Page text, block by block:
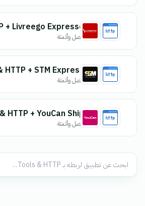
+ Livreego Expresse
اتصل وأتمتة
HTTP + STM Express
اتصل وأتمتة
HTTP + YouCan Ship
اتصل وأتمتة